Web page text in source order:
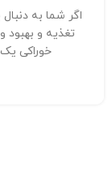
اگر شما به
تغذیه و
خوراکی